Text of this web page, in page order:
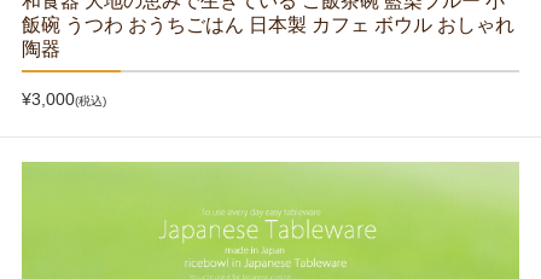
飯碗 うつわ おうちごはん 日本製 カフェ ボウル おしゃれ
陶器
¥3,000(税込)